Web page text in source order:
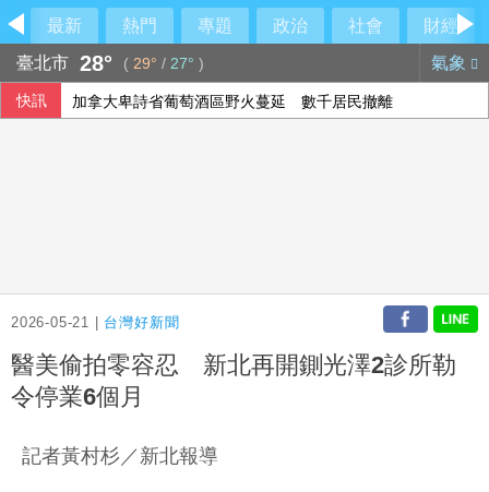
最新 熱門 專題 政治 社會
財經
臺北市 28° ( 29° / 27° ) 氣象
快訊 加拿大卑詩省葡萄酒區野火蔓延 數千居民撤離
2026-05-21 | 台灣好新聞
醫美偷拍零容忍 新北再開鍘光澤2診所勒
令停業6個月
記者黃村杉／新北報導